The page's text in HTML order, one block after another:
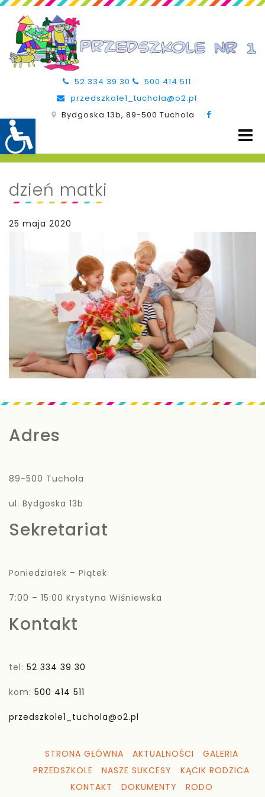
52 334 39 30
500 414 511
przedszkole1_tuchola@o2.pl
Bydgoska 13b, 89-500 Tuchola
dzień matki
25 maja 2020
Adres
89-500 Tuchola
ul. Bydgoska 13b
Sekretariat
Poniedziałek – Piątek
7:00 – 15:00 Krystyna Wiśniewska
Kontakt
tel: 52 334 39 30
kom: 500 414 511
przedszkole1_tuchola@o2.pl
STRONA GŁÓWNA AKTUALNOŚCI
GALERIA
PRZEDSZKOLE
NASZE SUKCESY
KĄCIK RODZICA
KONTAKT
DOKUMENTY RODO